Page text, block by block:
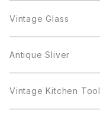
Gerry's
Trifari
Sarah Coventry
Crown Trifari
Danecraft
Gerry's
W.Gemany
植物モチーフ
BSK
Rhinestone
Sarah Coventry
STAR
Antique Silver
Pot
Mag Cup
Vase
arcopal
Figgjo
BILTONS
Vintage Glass
iittala
Luminarc
Antique Sliver
Pot
Vintage Kitchen Tool